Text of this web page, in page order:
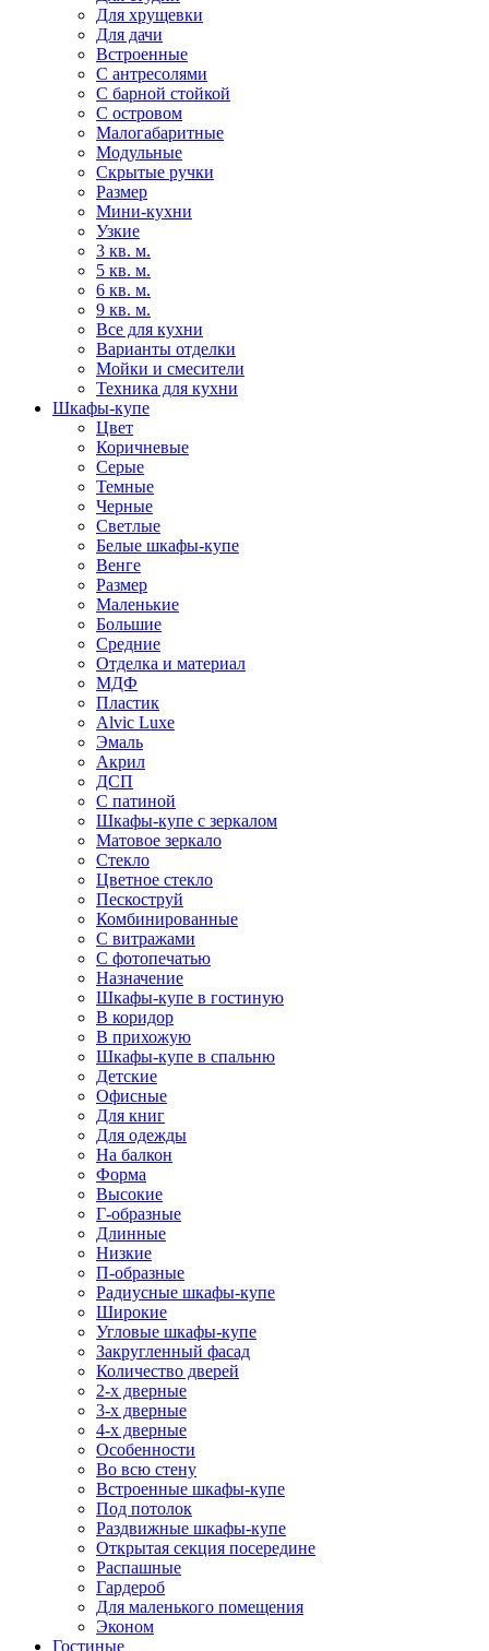
Для хрущевки
Для дачи
Встроенные
С антресолями
С барной стойкой
С островом
Малогабаритные
Модульные
Скрытые ручки
Размер
Мини-кухни
Узкие
3 кв. м.
5 кв. м.
6 кв. м.
9 кв. м.
Все для кухни
Варианты отделки
Мойки и смесители
Техника для кухни
Шкафы-купе
Цвет
Коричневые
Серые
Темные
Черные
Светлые
Белые шкафы-купе
Венге
Размер
Маленькие
Большие
Средние
Отделка и материал
МДФ
Пластик
Alvic Luxe
Эмаль
Акрил
ДСП
С патиной
Шкафы-купе с зеркалом
Матовое зеркало
Стекло
Цветное стекло
Пескоструй
Комбинированные
С витражами
С фотопечатью
Назначение
Шкафы-купе в гостиную
В коридор
В прихожую
Шкафы-купе в спальню
Детские
Офисные
Для книг
Для одежды
На балкон
Форма
Высокие
Г-образные
Длинные
Низкие
П-образные
Радиусные шкафы-купе
Широкие
Угловые шкафы-купе
Закругленный фасад
Количество дверей
2-х дверные
3-х дверные
4-х дверные
Особенности
Во всю стену
Встроенные шкафы-купе
Под потолок
Раздвижные шкафы-купе
Открытая секция посередине
Распашные
Гардероб
Для маленького помещения
Эконом
Гостиные